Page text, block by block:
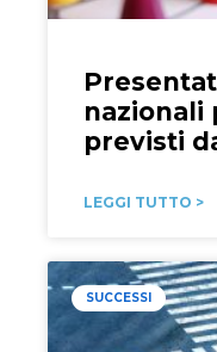
nazionali
previsti
LEGGI TUTTO >
SUCCESSI